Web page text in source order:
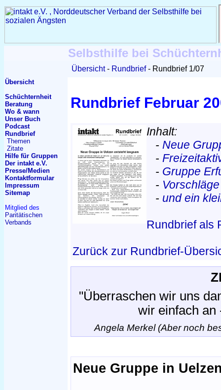
Selbsthilfe bei
Übersicht Rundbrief Rundbrief 1/07
Übersicht
Schüchternheit
Beratung
Wo & wann
Unser Buch
Podcast
Rundbrief
Themen
Zitate
Hilfe für Gruppen
Der intakt e.V.
Presse/Medien
Kontaktformular
Impressum
Sitemap
Mitglied des
Paritätischen
Verbands
Rundbrief Februar
Inhalt:
- Neue
-
- Gruppe
-
- und ein
Rundbrief als
Zurück zur Rundbrief-
"Überraschen wir uns
wir einfach an
Angela Merkel (Aber noch
Neue Gruppe in